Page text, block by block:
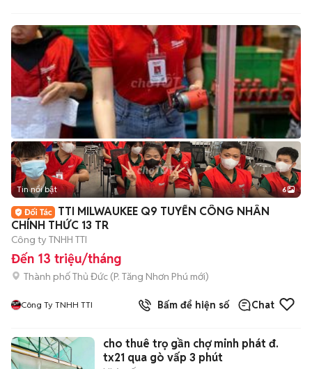
+2
Tin nổi bật 6
TTI MILWAUKEE Q9 TUYỂN CÔNG NHÂN
CHÍNH THỨC 13 TR
Công ty TNHH TTI
Đến 13 triệu/tháng
Thành phố Thủ Đức (P. Tăng Nhơn Phú mới)
Công Ty TNHH TTI Bấm để hiện số Chat
cho thuê trọ gần chợ minh phát đ.
tx21 qua gò vấp 3 phút